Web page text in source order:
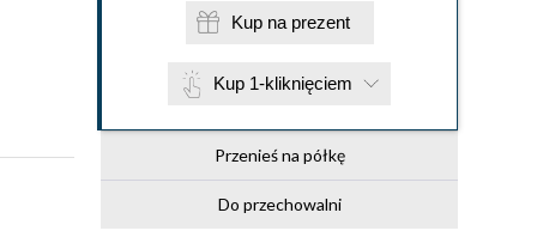
Kup na prezent
Kup 1-kliknięciem
Przenieś na półkę
Do przechowalni